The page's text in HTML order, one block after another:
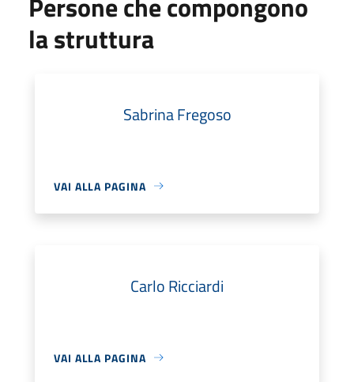
la struttura
Sabrina Fregoso
VAI ALLA PAGINA
Carlo Ricciardi
VAI ALLA PAGINA